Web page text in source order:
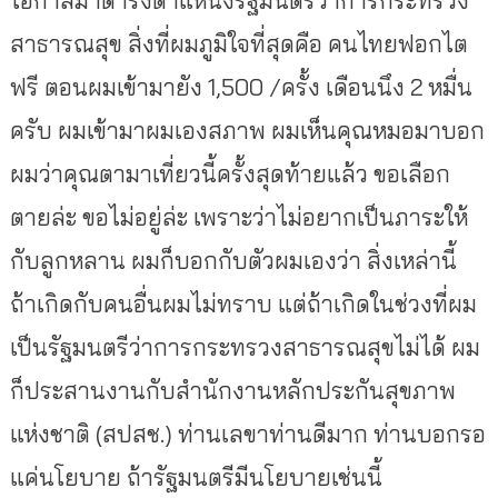
สาธารณสุข สิ่งที่ผมภูมิใจที่สุดคือ คนไทยฟอกไต
ฟรี ตอนผมเข้ามายัง 1,500 /ครั้ง เดือนนึง 2 หมื่น
ครับ ผมเข้ามาผมเองสภาพ ผมเห็นคุณหมอมาบอก
ผมว่าคุณตามาเที่ยวนี้ครั้งสุดท้ายแล้ว ขอเลือก
ตายล่ะ ขอไม่อยู่ล่ะ เพราะว่าไม่อยากเป็นภาระให้
กับลูกหลาน ผมก็บอกกับตัวผมเองว่า สิ่งเหล่านี้
ถ้าเกิดกับคนอื่นผมไม่ทราบ แต่ถ้าเกิดในช่วงที่ผม
เป็นรัฐมนตรีว่าการกระทรวงสาธารณสุขไม่ได้ ผม
ก็ประสานงานกับสำนักงานหลักประกันสุขภาพ
แห่งชาติ (สปสช.) ท่านเลขาท่านดีมาก ท่านบอกรอ
แค่นโยบาย ถ้ารัฐมนตรีมีนโยบายเช่นนี้